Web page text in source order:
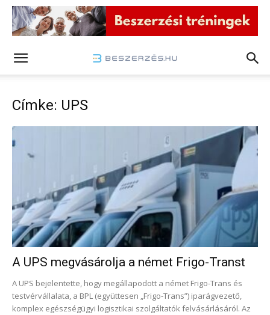
Címke: UPS
A UPS megvásárolja a német Frigo-Transt
A UPS bejelentette, hogy megállapodott a német Frigo-Trans és
testvérvállalata, a BPL (együttesen „Frigo-Trans”) iparágvezető,
komplex egészségügyi logisztikai szolgáltatók felvásárlásáról. Az